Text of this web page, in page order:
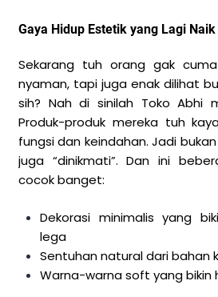
Gaya Hidup Estetik yang Lagi Naik
Sekarang tuh orang gak
nyaman, tapi juga enak dilihat
sih? Nah di sinilah Toko Abhi
Produk-produk mereka tuh
fungsi dan keindahan. Jadi
juga “dinikmati”. Dan ini
cocok banget:
Dekorasi minimalis yang
lega
Sentuhan natural dari bahan
Warna-warna soft yang bikin